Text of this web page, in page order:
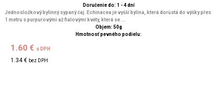
Doručenie do: 1 - 4 dní
Jednosložkový bylinný sypaný čaj. Echinacea je vyšší bylina, která dorůstá do výšky přes
1 metru s purpurovými až fialovými květy, která se ...
Objem: 50g
Hmotnosť pevného podielu:
1.60 € s DPH
1.34 € bez DPH